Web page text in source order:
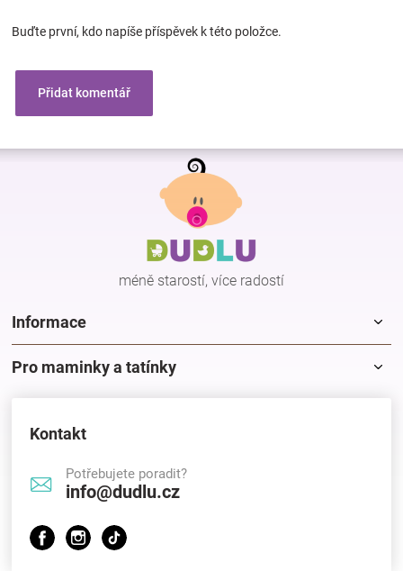
Buďte první, kdo napíše příspěvek k této položce.
Přidat komentář
Z
méně starostí, více radostí
Informace
Pro maminky a tatínky
Kontakt
Potřebujete poradit?
info@dudlu.cz